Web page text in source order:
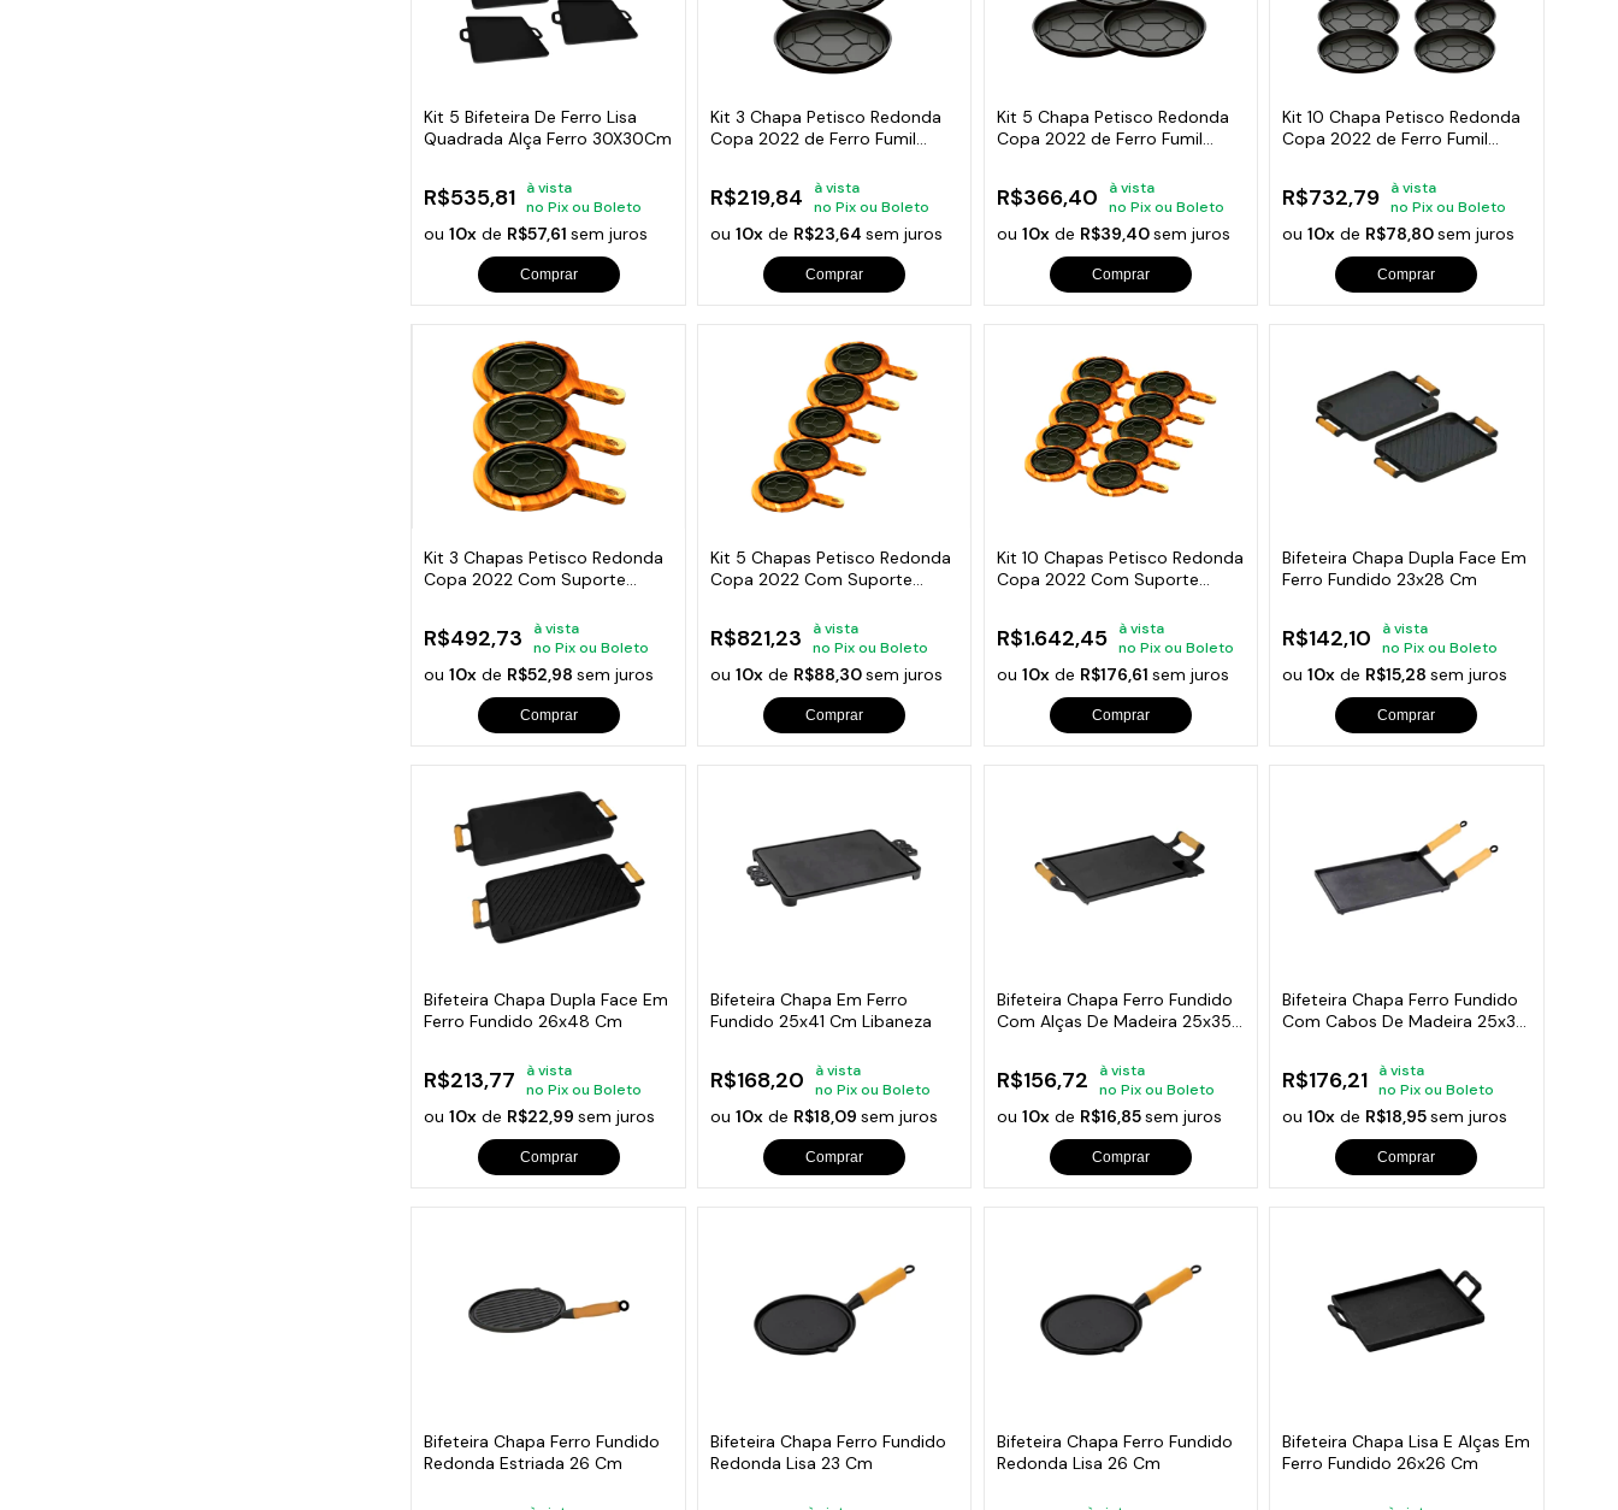
Kit 5 Bifeteira De Ferro Lisa
Quadrada Alça Ferro 30X30Cm
R$535,81
à vista
no Pix ou Boleto
ou10x de R$57,61sem juros
Comprar
Kit 3 Chapa Petisco Redonda
Copa 2022 de Ferro Fumil
R$219,84
à vista
no Pix ou Boleto
ou10x de R$23,64sem juros
Comprar
Kit 5 Chapa Petisco Redonda
Copa 2022 de Ferro Fumil
R$366,40
à vista
no Pix ou Boleto
ou 10xde R$39,40sem juros
Comprar
Kit 10 Chapa Petisco Redonda
Copa 2022 de Ferro Fumil
R$732,79
à vista
no Pix ou Boleto
ou10x de R$78,80sem juros
Comprar
Kit 3 Chapas Petisco Redonda
Copa 2022 Com Suporte
R$492,73
à vista
no Pix ou Boleto
ou10x de R$52,98sem juros
Comprar
Kit 5 Chapas Petisco Redonda
Copa 2022 Com Suporte
R$821,23
à vista
no Pix ou Boleto
ou10x de R$88,30sem juros
Comprar
Kit 10 Chapas Petisco Redonda
Copa 2022 Com Suporte
R$1.642,45
à vista
no Pix ou Boleto
ou 10xde R$176,61 sem juros
Comprar
Bifeteira Chapa Dupla Face Em
Ferro Fundido 23x28 Cm
R$142,10
à vista
no Pix ou Boleto
ou10x de R$15,28sem juros
Comprar
Bifeteira Chapa Dupla Face Em
Ferro Fundido 26x48 Cm
R$213,77
à vista
no Pix ou Boleto
ou10x de R$22,99sem juros
Comprar
Bifeteira Chapa Em Ferro
Fundido 25x41 Cm Libaneza
R$168,20
à vista
no Pix ou Boleto
ou10x de R$18,09sem juros
Comprar
Bifeteira Chapa Ferro Fundido
Com Alças De Madeira 25x35
R$156,72
à vista
no Pix ou Boleto
ou 10xde R$16,85sem juros
Comprar
Bifeteira Chapa Ferro Fundido
Com Cabos De Madeira 25x35
R$176,21
à vista
no Pix ou Boleto
ou10x de R$18,95sem juros
Comprar
Bifeteira Chapa Ferro Fundido
Redonda Estriada 26 Cm
Bifeteira Chapa Ferro Fundido
Redonda Lisa 23 Cm
Bifeteira Chapa Ferro Fundido
Redonda Lisa 26 Cm
Bifeteira Chapa Lisa E Alças Em
Ferro Fundido 26x26 Cm